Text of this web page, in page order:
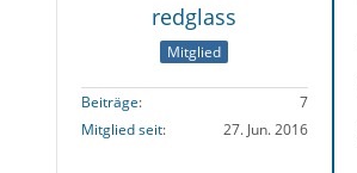
redglass
Mitglied
Beiträge
7
Mitglied seit
27. Jun. 2016